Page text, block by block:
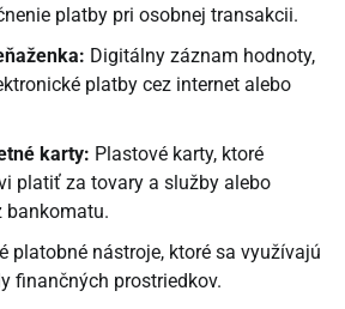
platby pri osobnej transakcii.
Digitálny záznam hodnoty,
platby cez internet alebo
karty: Plastové karty, ktoré
platiť za tovary a služby alebo
bankomatu.
platobné nástroje, ktoré sa využívajú
finančných prostriedkov.